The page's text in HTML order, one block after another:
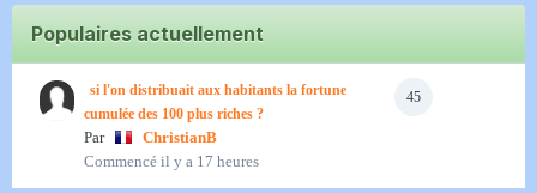
Populaires actuellement
45
si l'on distribuait aux habitants la fortune
cumulée des 100 plus riches ?
Par
ChristianB
Commencé il y a 17 heures